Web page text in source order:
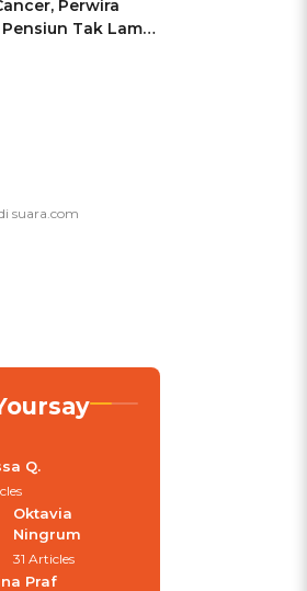
Perwira
Tak Lama
Q.
Oktavia
Ningrum
31 Articles
Praf